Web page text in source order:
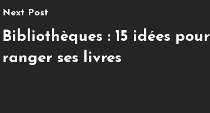
Next Post
Bibliothèques : 15 idées pour
ranger ses livres